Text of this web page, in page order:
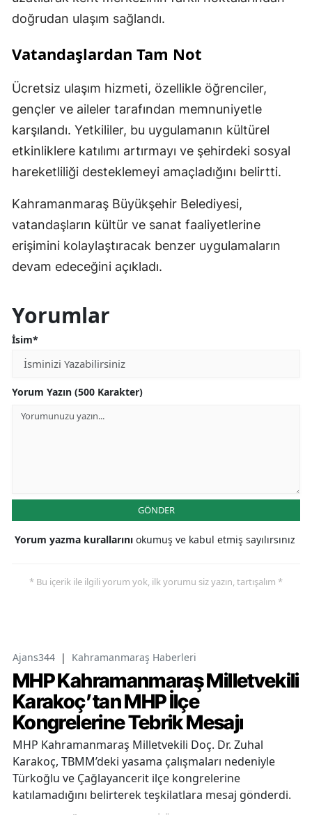
doğrudan ulaşım sağlandı.
Vatandaşlardan Tam Not
Ücretsiz ulaşım hizmeti, özellikle öğrenciler,
gençler ve aileler tarafından memnuniyetle
karşılandı. Yetkililer, bu uygulamanın kültürel
etkinliklere katılımı artırmayı ve şehirdeki sosyal
hareketliliği desteklemeyi amaçladığını belirtti.
Kahramanmaraş Büyükşehir Belediyesi,
vatandaşların kültür ve sanat faaliyetlerine
erişimini kolaylaştıracak benzer uygulamaların
devam edeceğini açıkladı.
Yorumlar
İsim*
Yorum Yazın (500 Karakter)
GÖNDER
Yorum yazma kurallarını okumuş ve kabul etmiş sayılırsınız
* Bu içerik ile ilgili yorum yok, ilk yorumu siz yazın, tartışalım *
Ajans344 | Kahramanmaraş Haberleri
MHP Kahramanmaraş Milletvekili
Karakoç’tan MHP İlçe
Kongrelerine Tebrik Mesajı
MHP Kahramanmaraş Milletvekili Doç. Dr. Zuhal
Karakoç, TBMM’deki yasama çalışmaları nedeniyle
Türkoğlu ve Çağlayancerit ilçe kongrelerine
katılamadığını belirterek teşkilatlara mesaj gönderdi.